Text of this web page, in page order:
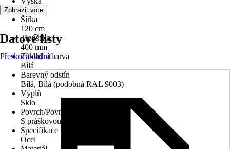
250 cm
Šířka
120 cm
Tloušťka
400 mm
Základní barva
Bílá
Barevný odstín
Bílá, Bílá (podobná RAL 9003)
Výplň
Sklo
Povrch/Povrchová úprava
S práškovou úpravou
Specifikace materiálu
Ocel
Zobrazit více
Datové listy
Přeskočit oblast